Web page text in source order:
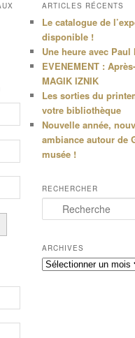
ARTICLES RÉCENTS
Le catalogue de
disponible !
Une heure avec Paul
EVENEMENT :
MAGIK IZNIK
Les sorties du
votre bibliothèque
Nouvelle année,
ambiance autour de
musée !
RECHERCHER
e
h
e
r
ARCHIVES
Archives